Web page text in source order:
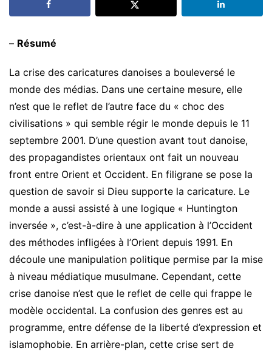
– Résumé
La crise des caricatures danoises a bouleversé le
monde des médias. Dans une certaine mesure, elle
n’est que le reflet de l’autre face du « choc des
civilisations » qui semble régir le monde depuis le 11
septembre 2001. D’une question avant tout danoise,
des propagandistes orientaux ont fait un nouveau
front entre Orient et Occident. En filigrane se pose la
question de savoir si Dieu supporte la caricature. Le
monde a aussi assisté à une logique « Huntington
inversée », c’est-à-dire à une application à l’Occident
des méthodes infligées à l’Orient depuis 1991. En
découle une manipulation politique permise par la mise
à niveau médiatique musulmane. Cependant, cette
crise danoise n’est que le reflet de celle qui frappe le
modèle occidental. La confusion des genres est au
programme, entre défense de la liberté d’expression et
islamophobie. En arrière-plan, cette crise sert de